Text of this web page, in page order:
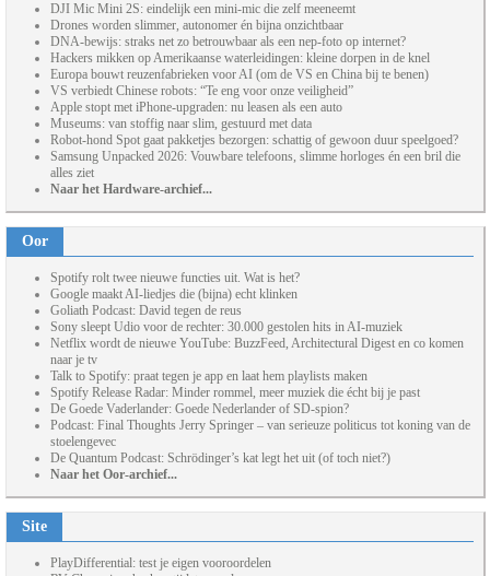
DJI Mic Mini 2S: eindelijk een mini-mic die zelf meeneemt
Drones worden slimmer, autonomer én bijna onzichtbaar
DNA-bewijs: straks net zo betrouwbaar als een nep-foto op internet?
Hackers mikken op Amerikaanse waterleidingen: kleine dorpen in de knel
Europa bouwt reuzenfabrieken voor AI (om de VS en China bij te benen)
VS verbiedt Chinese robots: “Te eng voor onze veiligheid”
Apple stopt met iPhone-upgraden: nu leasen als een auto
Museums: van stoffig naar slim, gestuurd met data
Robot-hond Spot gaat pakketjes bezorgen: schattig of gewoon duur speelgoed?
Samsung Unpacked 2026: Vouwbare telefoons, slimme horloges én een bril die
alles ziet
Naar het Hardware-archief...
Oor
Spotify rolt twee nieuwe functies uit. Wat is het?
Google maakt AI-liedjes die (bijna) echt klinken
Goliath Podcast: David tegen de reus
Sony sleept Udio voor de rechter: 30.000 gestolen hits in AI-muziek
Netflix wordt de nieuwe YouTube: BuzzFeed, Architectural Digest en co komen
naar je tv
Talk to Spotify: praat tegen je app en laat hem playlists maken
Spotify Release Radar: Minder rommel, meer muziek die écht bij je past
De Goede Vaderlander: Goede Nederlander of SD-spion?
Podcast: Final Thoughts Jerry Springer – van serieuze politicus tot koning van de
stoelengevec
De Quantum Podcast: Schrödinger’s kat legt het uit (of toch niet?)
Naar het Oor-archief...
Site
PlayDifferential: test je eigen vooroordelen